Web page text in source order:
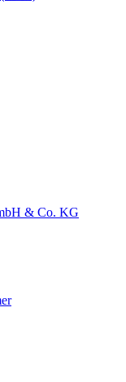
& Co. KG